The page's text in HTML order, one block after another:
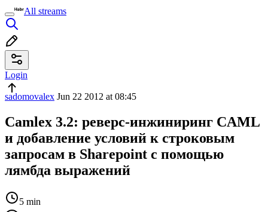
All streams
Login
sadomovalex Jun 22 2012 at 08:45
Camlex 3.2: реверс-инжиниринг CAML
и добавление условий к строковым
запросам в Sharepoint с помощью
лямбда выражений
5 min